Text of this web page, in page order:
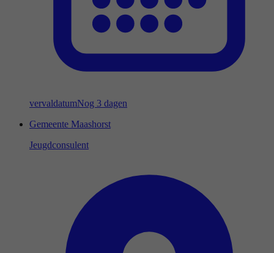
vervaldatumNog 3 dagen
Gemeente Maashorst
Jeugdconsulent